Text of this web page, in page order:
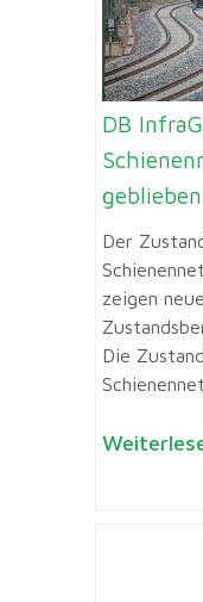
DB
geblieben
Der
zeigen
Die